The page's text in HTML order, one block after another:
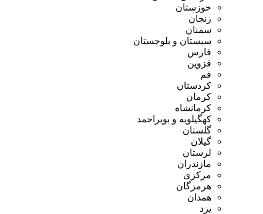
خوزستان
زنجان
سمنان
سیستان و بلوچستان
فارس
قزوین
قم
کردستان
کرمان
کرمانشاه
کهگیلویه و بویراحمد
گلستان
گیلان
لرستان
مازندران
مرکزی
هرمزگان
همدان
یزد